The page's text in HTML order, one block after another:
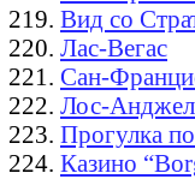
Вид со
Лас-Вегас
Сан-
Лос-
Прогулка
Казино